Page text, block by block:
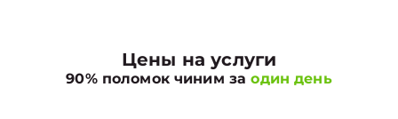
Цены на услуги
90% поломок чиним заодин день